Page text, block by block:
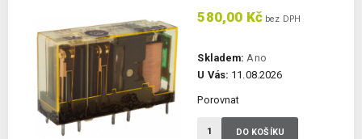
580,00 Kč bez DPH
Skladem: Ano
U Vás: 11.08.2026
Porovnat
DO KOŠÍKU